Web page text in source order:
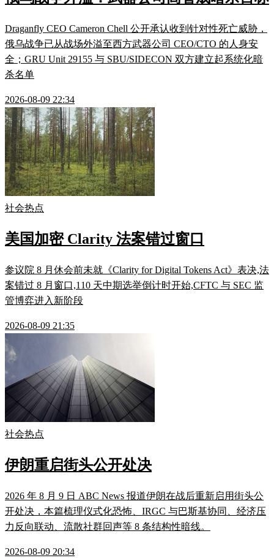
Draganfly CEO Cameron Chell 公开承认收到针对性死亡威胁，
俄乌战争已从战场外溢至西方武器公司 CEO/CTO 的人身安
全；GRU Unit 29155 与 SBU/SIDECON 双方建立起系统化暗
杀名单
2026-08-09 22:34
社会热点
美国加密 Clarity 法案错过窗口
参议院 8 月休会前未就《Clarity for Digital Tokens Act》表决,法
案错过 8 月窗口,110 天中期选举倒计时开始,CFTC 与 SEC 监
管博弈进入新阶段
2026-08-09 21:35
社会热点
伊朗重启街头公开处决
2026 年 8 月 9 日 ABC News 报道伊朗在战后重新启用街头公
开处决，本篇梳理仪式化恐怖、IRGC 与巴斯基协同、经济压
力反向联动、流散社群回声等 8 条结构性暗线。
2026-08-09 20:34